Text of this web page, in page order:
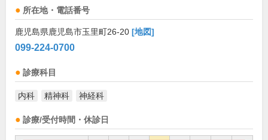
所在地・電話番号
鹿児島県鹿児島市玉里町26-20 [地図]
099-224-0700
診療科目
内科 精神科 神経科
診療/受付時間・休診日